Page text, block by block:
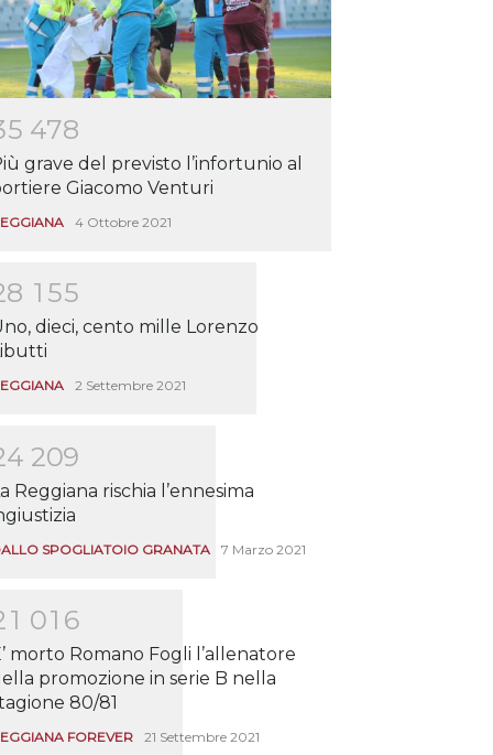
5 478
grave del previsto l’infortunio al
Giacomo Venturi
4 Ottobre 2021
8 1 55
dieci, cento mille Lorenzo
2 Settembre 2021
4 209
Reggiana rischia l’ennesima
SPOGLIATOIO GRANATA 7 Marzo 2021
1 01 6
morto Romano Fogli l’allenatore
promozione in serie B nella
80/81
FOREVER 21 Settembre 2021